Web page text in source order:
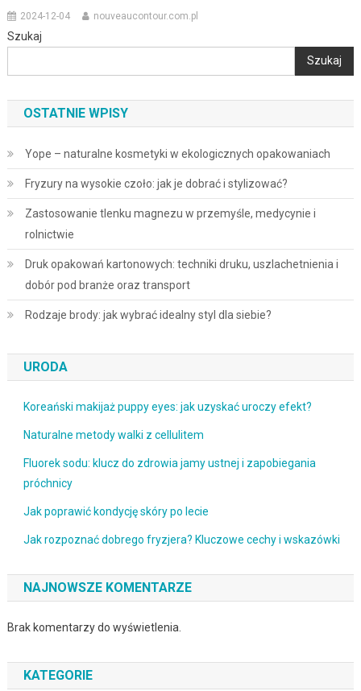
2024-12-04 nouveaucontour.com.pl
Szukaj
Szukaj
OSTATNIE WPISY
Yope – naturalne kosmetyki w ekologicznych opakowaniach
Fryzury na wysokie czoło: jak je dobrać i stylizować?
Zastosowanie tlenku magnezu w przemyśle, medycynie i
rolnictwie
Druk opakowań kartonowych: techniki druku, uszlachetnienia i
dobór pod branże oraz transport
Rodzaje brody: jak wybrać idealny styl dla siebie?
URODA
Koreański makijaż puppy eyes: jak uzyskać uroczy efekt?
Naturalne metody walki z cellulitem
Fluorek sodu: klucz do zdrowia jamy ustnej i zapobiegania
próchnicy
Jak poprawić kondycję skóry po lecie
Jak rozpoznać dobrego fryzjera? Kluczowe cechy i wskazówki
NAJNOWSZE KOMENTARZE
Brak komentarzy do wyświetlenia.
KATEGORIE